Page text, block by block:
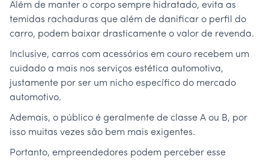
Além de manter o corpo sempre hidratado, evita as
temidas rachaduras que além de danificar o perfil do
carro, podem baixar drasticamente o valor de revenda.
Inclusive, carros com acessórios em couro recebem um
cuidado a mais nos serviços estética automotiva,
justamente por ser um nicho específico do mercado
automotivo.
Ademais, o público é geralmente de classe A ou B, por
isso muitas vezes são bem mais exigentes.
Portanto, empreendedores podem perceber esse